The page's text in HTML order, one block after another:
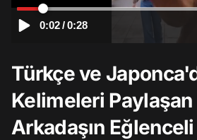
0:02/0:28
Türkçe ve
Kelimeleri Paylaşan
Arkadaşın